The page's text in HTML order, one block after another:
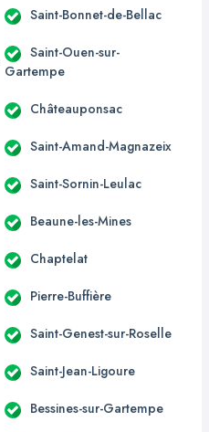
Saint-Bonnet-de-Bellac
Saint-Ouen-sur-
Gartempe
Châteauponsac
Saint-Amand-Magnazeix
Saint-Sornin-Leulac
Beaune-les-Mines
Chaptelat
Pierre-Buffière
Saint-Genest-sur-Roselle
Saint-Jean-Ligoure
Bessines-sur-Gartempe